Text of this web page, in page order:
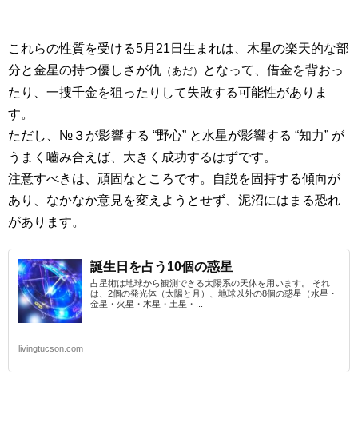
これらの性質を受ける5月21日生まれは、木星の楽天的な部
分と金星の持つ優しさが仇 （あだ）
となって、借金を背おっ
たり、一捜千金を狙ったりして失敗する可能性がありま
す。
ただし、№３が影響する “野心” と水星が影響する “知力” が
うまく嚙み合えば、大きく成功するはずです。
注意すべきは、頑固なところです。自説を固持する傾向が
あり、なかなか意見を変えようとせず、泥沼にはまる恐れ
があります。
誕生日を占う10個の惑星
占星術は地球から観測できる太陽系の天体を用います。 それ
は、2個の発光体（太陽と月）、地球以外の8個の惑星（水星・
金星・火星・木星・土星・...
livingtucson.com